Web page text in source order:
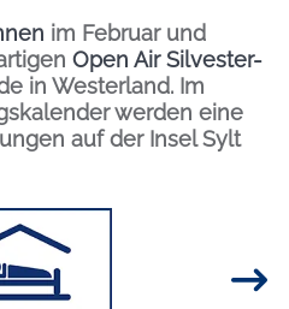
im Februar und
Open Air Silvester-
in Westerland. Im
werden eine
auf der Insel Sylt